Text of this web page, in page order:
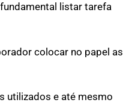
listar tarefa
colocar no papel as
utilizados e até mesmo